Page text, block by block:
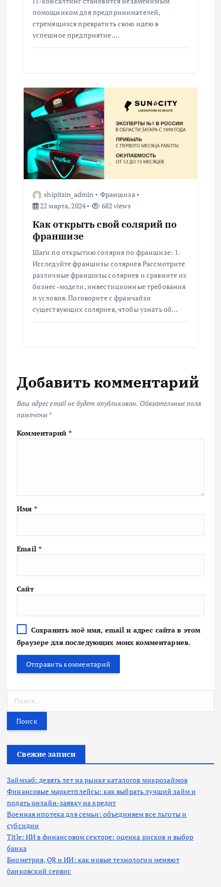
помощником для предпринимателей,
стремящихся превратить свою идею в
успешное предприятие.…
shipitsin_admin
Франшиза
22 марта, 2024
682 views
Как открыть свой солярий по
франшизе
Шаги по открытию солярия по франшизе: 1.
Исследуйте франшизы соляриев Рассмотрите
различные франшизы соляриев и сравните их
бизнес-модели, инвестиционные требования
и условия. Поговорите с франчайзи
существующих соляриев, чтобы узнать об…
Добавить комментарий
Ваш адрес email не будет опубликован. Обязательные поля
помечены *
Комментарий *
Имя *
Email *
Сайт
Сохранить моё имя, email и адрес сайта в этом
браузере для последующих моих комментариев.
т
Свежие записи
Займхаб: девять лет на рынке каталогов микрозаймов
Финансовые маркетплейсы: как выбрать лучший займ и
подать онлайн-заявку на кредит
Военная ипотека для семьи: объединяем все льготы и
субсидии
Title: ИИ в финансовом секторе: оценка рисков и выбор
банка
Биометрия, QR и ИИ: как новые технологии меняют
банковский сервис